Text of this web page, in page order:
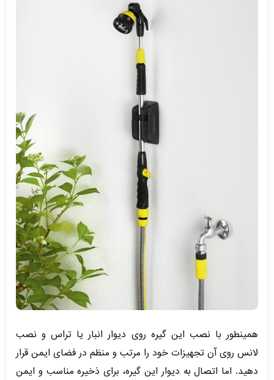
همینطور با نصب این گیره روی دیوار انبار یا تراس و نصب
لانس روی آن تجهیزات خود را مرتب و منظم در فضای ایمن قرار
دهید. اما اتصال به دیوار این گیره، برای ذخیره مناسب و ایمن